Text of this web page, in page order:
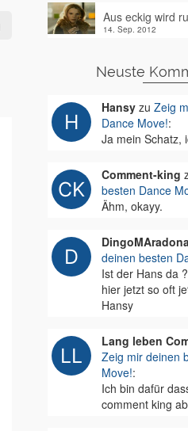
Aus eckig wird
14. Sep. 2012
Neuste
Hansyzu Zeig
Dance Move!:
Ja mein Schatz,
Comment-king
besten Dance
Ähm, okayy.
deinen besten
Ist der Hans da
hier jetzt so oft
Hansy
Lang leben
Zeig mir deinen
Move!:
Ich bin dafür
comment king